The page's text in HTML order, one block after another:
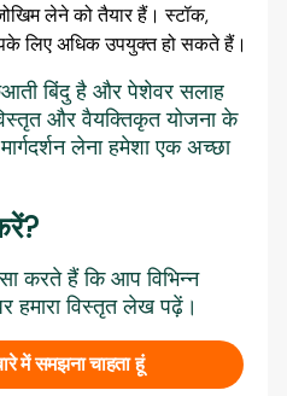
लेने को तैयार हैं। स्टॉक,
लिए अधिक उपयुक्त हो सकते हैं।
बिंदु है और पेशेवर सलाह
और वैयक्तिकृत योजना के
लेना हमेशा एक अच्छा
करते हैं कि आप विभिन्न
हमारा विस्तृत लेख पढ़ें।
में समझना चाहता हूं